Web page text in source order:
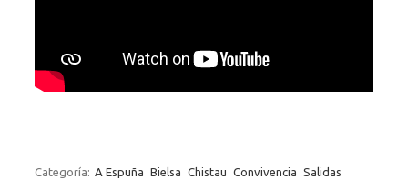
Categoría: A Espuña Bielsa Chistau Convivencia Salidas